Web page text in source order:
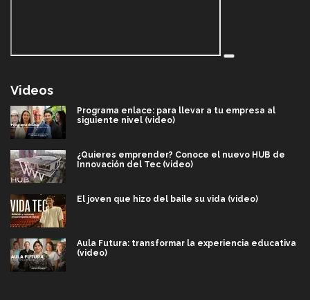
Videos
Programa enlace: para llevar a tu empresa al
siguiente nivel (video)
¿Quieres emprender? Conoce el nuevo HUB de
Innovación del Tec (video)
El joven que hizo del baile su vida (video)
Aula Futura: transformar la experiencia educativa
(video)